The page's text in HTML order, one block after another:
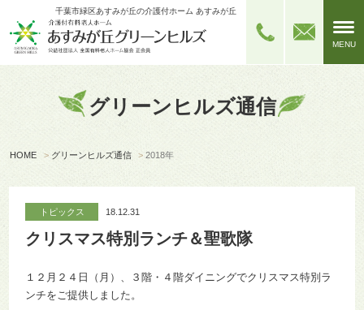
千葉市緑区あすみが丘の介護付ホーム あすみが丘グリーンヒルズ
MENU
グリーンヒルズ通信
HOME > グリーンヒルズ通信 >2018年
トピックス 18.12.31
クリスマス特別ランチ＆聖歌隊
１２月２４日（月）、３階・４階ダイニングでクリスマス特別ラ
ンチをご提供しました。